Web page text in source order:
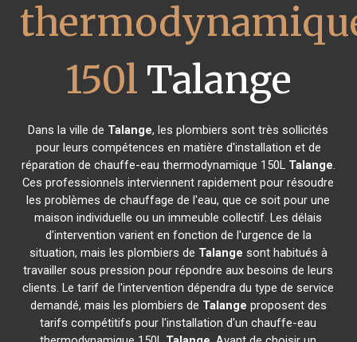
150l Talange
Dans la ville de Talange, les plombiers sont très sollicités
pour leurs compétences en matière d'installation et de
réparation de chauffe-eau thermodynamique 150L Talange.
Ces professionnels interviennent rapidement pour résoudre
les problèmes de chauffage de l'eau, que ce soit pour une
maison individuelle ou un immeuble collectif. Les délais
d'intervention varient en fonction de l'urgence de la
situation, mais les plombiers de Talange sont habitués à
travailler sous pression pour répondre aux besoins de leurs
clients. Le tarif de l'intervention dépendra du type de service
demandé, mais les plombiers de Talange proposent des
tarifs compétitifs pour l'installation d'un chauffe-eau